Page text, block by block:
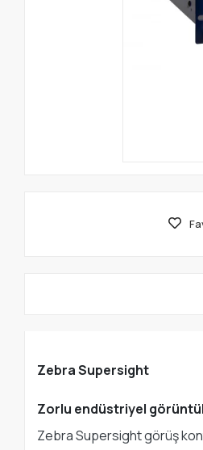
Zebra Supersight
Zorlu endüstriyel
Zebra Supersight görüş